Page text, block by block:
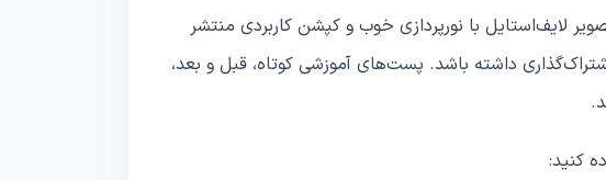
لایف‌استایل با نورپردازی خوب و کپشن کاربردی منتشر
داشته باشد. پست‌های آموزشی کوتاه، قبل و بعد،
کنید: